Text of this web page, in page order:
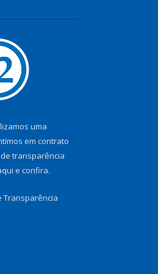
uma
em contrato
transparência
e confira.
Transparência